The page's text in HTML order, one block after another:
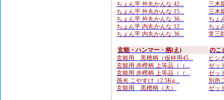
ちょん平 外丸かんな 42...
ちょん平 外丸かんな 15...
ちょん平 外丸かんな 36...
ちょん平 内丸かんな 12...
ちょん平 内丸かんな 36...
三木
三木
ちょ
ちょ
常三
玄能・ハンマー・柄(え)
玄能用 黒檀柄（仮枠用45...
玄能用 赤樫柄 上等品（（...
玄能用 赤樫柄 上等品（（...
孫光 こやすけ（2.5Kg...
玄能用 黒檀柄（大）
のこ
ヒシ
ゼッ
ゼッ
別所
ゼッ